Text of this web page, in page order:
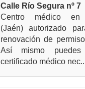
Calle Río Segura nº 7
Centro médico en
(Jaén) autorizado
renovación de
Así mismo
certificado médico